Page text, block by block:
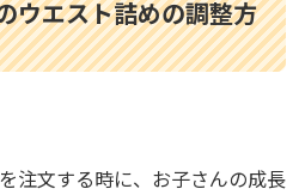
ウエスト詰めの調整方
注文する時に、お子さんの成長